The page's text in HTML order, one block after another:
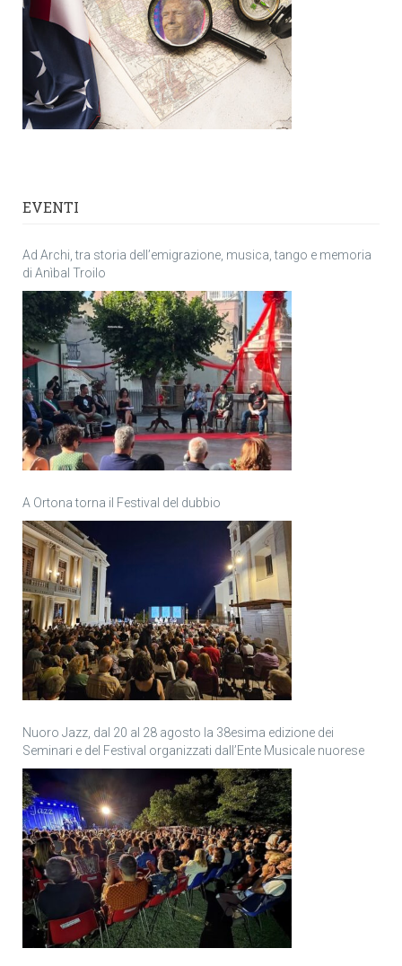
EVENTI
Ad Archi, tra storia dell’emigrazione, musica, tango e memoria
di Anìbal Troilo
A Ortona torna il Festival del dubbio
Nuoro Jazz, dal 20 al 28 agosto la 38esima edizione dei
Seminari e del Festival organizzati dall’Ente Musicale nuorese